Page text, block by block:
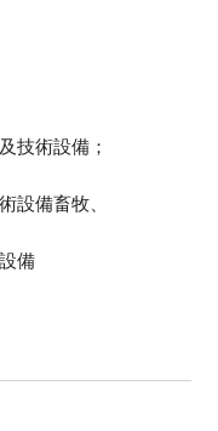
技術設備；
設備畜牧、
備